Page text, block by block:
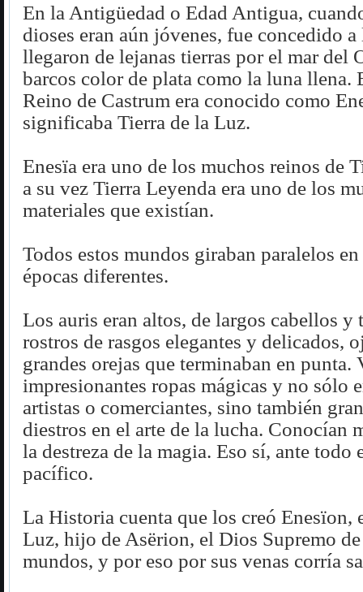
En la Antigüedad o Edad Antigua,
dioses eran aún jóvenes, fue concedido
llegaron de lejanas tierras por el mar del
barcos color de plata como la luna llena.
Reino de Castrum era conocido como
significaba Tierra de la Luz.
Enesïa era uno de los muchos reinos de
a su vez Tierra Leyenda era uno de los
materiales que existían.
Todos estos mundos giraban paralelos
épocas diferentes.
Los auris eran altos, de largos cabellos y
rostros de rasgos elegantes y delicados,
grandes orejas que terminaban en punta.
impresionantes ropas mágicas y no sólo
artistas o comerciantes, sino también
diestros en el arte de la lucha. Conocían
la destreza de la magia. Eso sí, ante todo
pacífico.
La Historia cuenta que los creó Enesïon,
Luz, hijo de Asërion, el Dios Supremo
mundos, y por eso por sus venas corría